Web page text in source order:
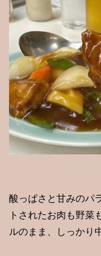
酸っぱさと甘みのパ
トされたお肉も野菜
ルのまま、しっかり